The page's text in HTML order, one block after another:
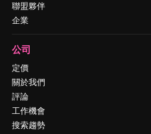
聯盟夥伴
企業
公司
定價
關於我們
評論
工作機會
搜索趨勢